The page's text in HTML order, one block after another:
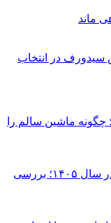
ماند
سیدورف در انتخاب
ماشین سالم را
بهترین خودروهای خارجی بازار ایران در سال ۱۴۰۵؛ بررسی